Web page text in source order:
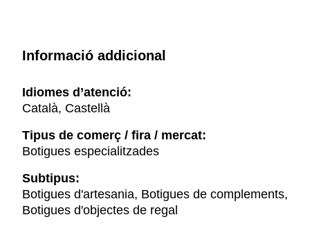
Informació addicional
Idiomes d’atenció:
Català, Castellà
Tipus de comerç / fira / mercat:
Botigues especialitzades
Subtipus:
Botigues d'artesania, Botigues de complements,
Botigues d'objectes de regal